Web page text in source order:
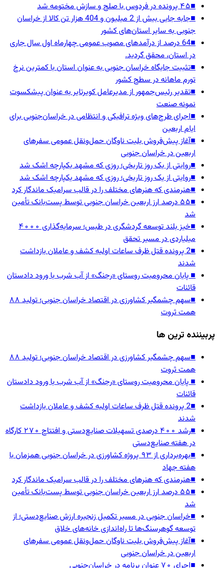
■۴۵ پرونده در فردوس با صلح و سازش مختومه شد
■
جابه جایی بیش از 2 میلیون و 404 هزار تن کالا از خراسان
جنوبی به سایر استان‌های کشور
■
64 درصد از درآمدهای مصوب عمومی چهارماه اول سال جاری
در استان، محقق گردید.
■تثبیت جایگاه خراسان جنوبی به عنوان استان با کمترین نرخ
تورم ماهانه در سطح کشور
■تقدیر رئیس‌جمهور از مدیرعامل کویرتایر به عنوان پیشکسوت
نمونه صنعت
■اجرای طرح‌های ویژه ترافیکی و انتظامی در خراسان‌جنوبی برای
ایام اربعین
■آغاز پیش‌فروش بلیت ناوگان حمل‌ونقل عمومی سفرهای
اربعین در خراسان جنوبی
■روایتی از یک روز تاریخی؛ روزی که مشهد یکپارچه اشک شد
■روایتی از یک روز تاریخی؛ روزی که مشهد یکپارچه اشک شد
■هنرمندی که هنرهای مختلف را در قالب سرامیک ماندگار کرد
■
۵۵ درصد ارز اربعین خراسان جنوبی توسط پست‌بانک تأمین
شد
■
خیز بلند توسعه گردشگری در طبس؛ سرمایه‌گذاری ۴۰۰۰
میلیاردی در مسیر تحقق
■ 2 پرونده قتل ظرف ساعات اولیه کشف و عاملان بازداشت
شدند
■پایان محرومیت روستای «رجنگ» از آب شرب با ورود دادستان
قائنات
■
سهم چشمگیر کشاورزی در اقتصاد خراسان جنوبی؛ تولید ۸۸
همت ثروت
پربیننده ترین ها
■
سهم چشمگیر کشاورزی در اقتصاد خراسان جنوبی؛ تولید ۸۸
همت ثروت
■پایان محرومیت روستای «رجنگ» از آب شرب با ورود دادستان
قائنات
■ 2 پرونده قتل ظرف ساعات اولیه کشف و عاملان بازداشت
شدند
■
رشد ۴۰۰ درصدی تسهیلات صنایع‌دستی و افتتاح ۲۷۰ کارگاه
در هفته صنایع‌دستی
■
بهره‌برداری از ۹۳ پروژه کشاورزی در خراسان جنوبی همزمان با
هفته جهاد
■هنرمندی که هنرهای مختلف را در قالب سرامیک ماندگار کرد
■
۵۵ درصد ارز اربعین خراسان جنوبی توسط پست‌بانک تأمین
شد
■خراسان جنوبی در مسیر تکمیل زنجیره ارزش صنایع‌دستی؛ از
توسعه گوهرسنگ‌ها تا راه‌اندازی خانه‌های خلاق
■آغاز پیش‌فروش بلیت ناوگان حمل‌ونقل عمومی سفرهای
اربعین در خراسان جنوبی